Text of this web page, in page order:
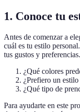
1. Conoce tu
Antes de comenzar a
cuál es tu estilo
tus gustos y
¿Qué colores
¿Prefiero un
¿Qué tipo de
Para ayudarte en este